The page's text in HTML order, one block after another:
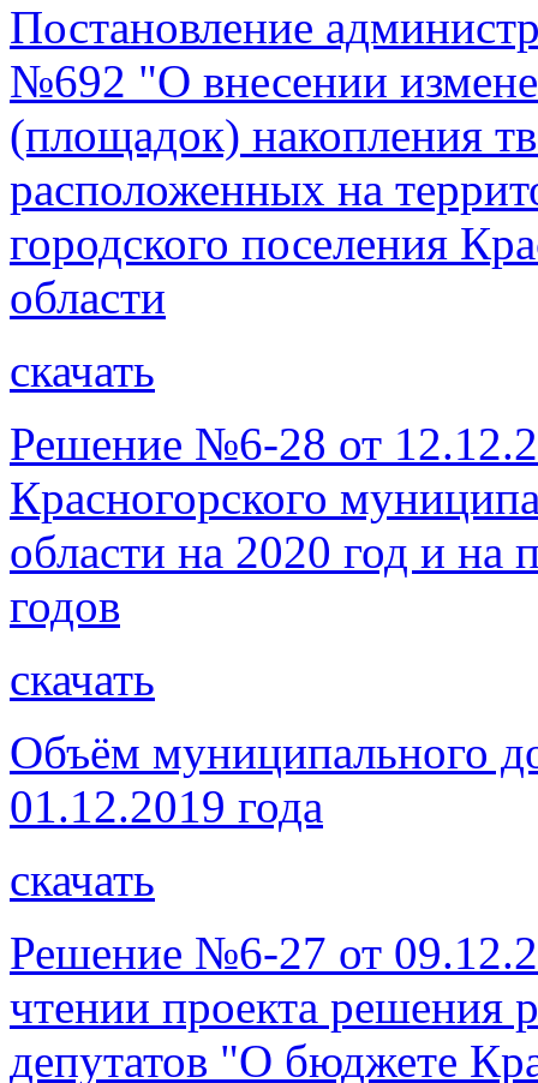
Постановление
№692 "О внесении
(площадок) накопления
расположенных на
городского поселения
области
скачать
Решение №6-28 от
Красногорского
области на 2020 год и
годов
скачать
Объём муниципального
01.12.2019 года
скачать
Решение №6-27 от
чтении проекта решения
депутатов "О бюджете